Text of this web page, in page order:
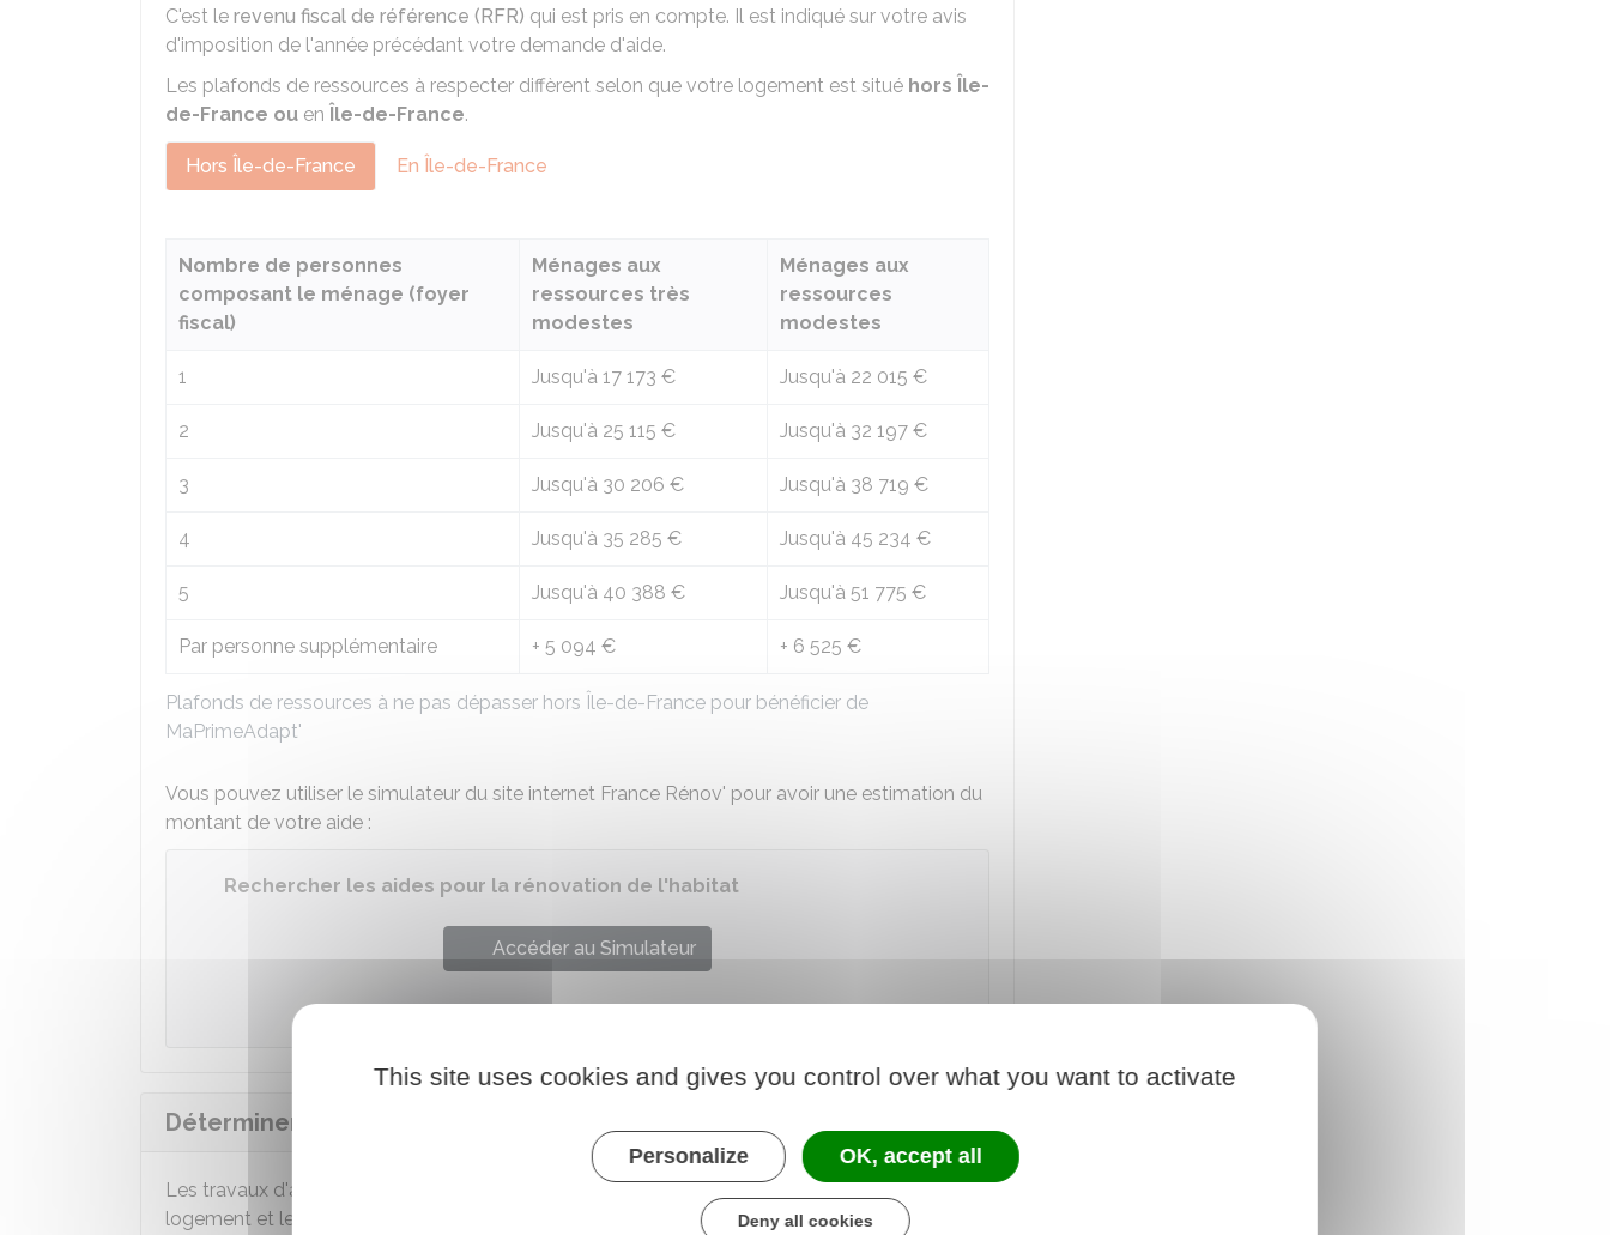
C'est le revenu fiscal de référence (RFR) qui est pris en compte. Il est indiqué sur votre avis
d'imposition de l'année précédant votre demande d'aide.
Les plafonds de ressources à respecter diffèrent selon que votre logement est situé hors Île-
de-France ou en Île-de-France.
Hors Île-de-France En Île-de-France
Plafonds de ressources à ne pas dépasser hors Île-de-France pour bénéficier de
MaPrimeAdapt'
Nombre de personnes
composant le ménage (foyer
fiscal)
Ménages aux
ressources très
modestes
Ménages aux
ressources
modestes
1 Jusqu'à 17 173 € Jusqu'à 22 015 €
2 Jusqu'à 25 115 € Jusqu'à 32 197 €
3 Jusqu'à 30 206 € Jusqu'à 38 719 €
4 Jusqu'à 35 285 € Jusqu'à 45 234 €
5 Jusqu'à 40 388 € Jusqu'à 51 775 €
Par personne supplémentaire + 5 094 € + 6 525 €
Vous pouvez utiliser le simulateur du site internet France Rénov' pour avoir une estimation du
montant de votre aide :
Rechercher les aides pour la rénovation de l'habitat
Accéder au Simulateur
Déterminer la nature des travaux financés par MaPrimeAdapt'
Les travaux d'adaptation financés par l'aide MaPrimeAdapt' concernent l'ensemble du
logement et les accès extérieurs. Parmi les travaux finançables, voici quelques exemples :
This site uses cookies and gives you control over what you want to activate
Personalize OK, accept all
Deny all cookies